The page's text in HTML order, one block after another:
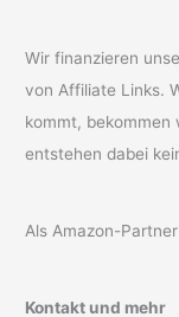
Wir finanzieren
von Affiliate Links.
kommt, bekommen
entstehen dabei
Als Amazon-
Kontakt und mehr